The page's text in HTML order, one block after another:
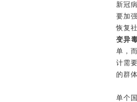
新冠
要加
恢复
变异
单，
计需
的群
单个